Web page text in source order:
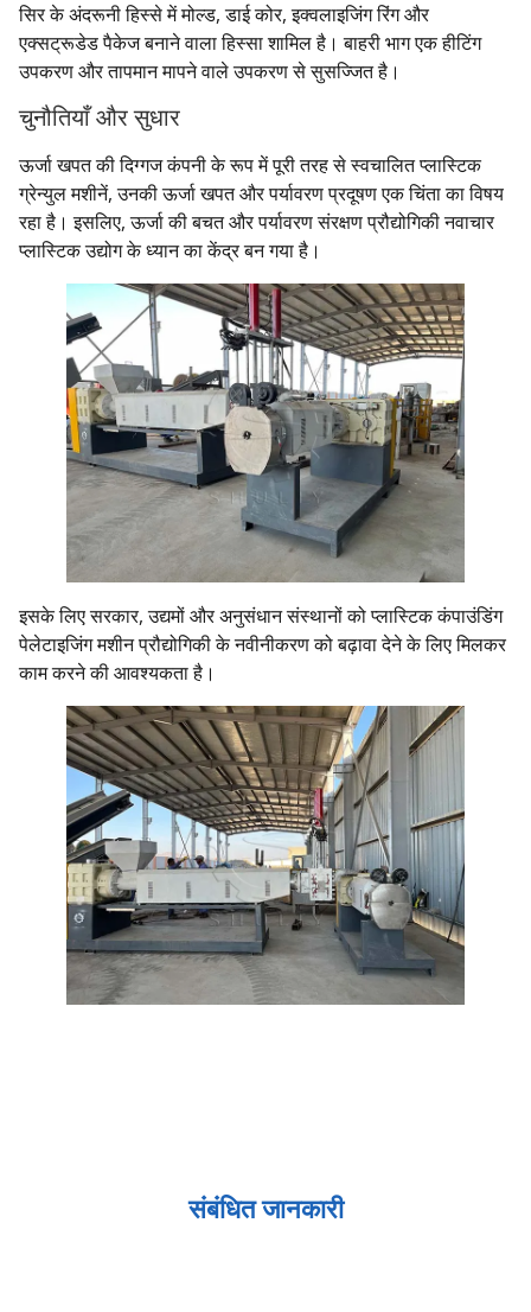
सिर के अंदरूनी हिस्से में मोल्ड, डाई कोर, इक्वलाइजिंग रिंग और
एक्सट्रूडेड पैकेज बनाने वाला हिस्सा शामिल है। बाहरी भाग एक हीटिंग
उपकरण और तापमान मापने वाले उपकरण से सुसज्जित है।
चुनौतियाँ और सुधार
ऊर्जा खपत की दिग्गज कंपनी के रूप में पूरी तरह से स्वचालित प्लास्टिक
ग्रेन्युल मशीनें, उनकी ऊर्जा खपत और पर्यावरण प्रदूषण एक चिंता का विषय
रहा है। इसलिए, ऊर्जा की बचत और पर्यावरण संरक्षण प्रौद्योगिकी नवाचार
प्लास्टिक उद्योग के ध्यान का केंद्र बन गया है।
इसके लिए सरकार, उद्यमों और अनुसंधान संस्थानों को प्लास्टिक कंपाउंडिंग
पेलेटाइजिंग मशीन प्रौद्योगिकी के नवीनीकरण को बढ़ावा देने के लिए मिलकर
काम करने की आवश्यकता है।
संबंधित जानकारी